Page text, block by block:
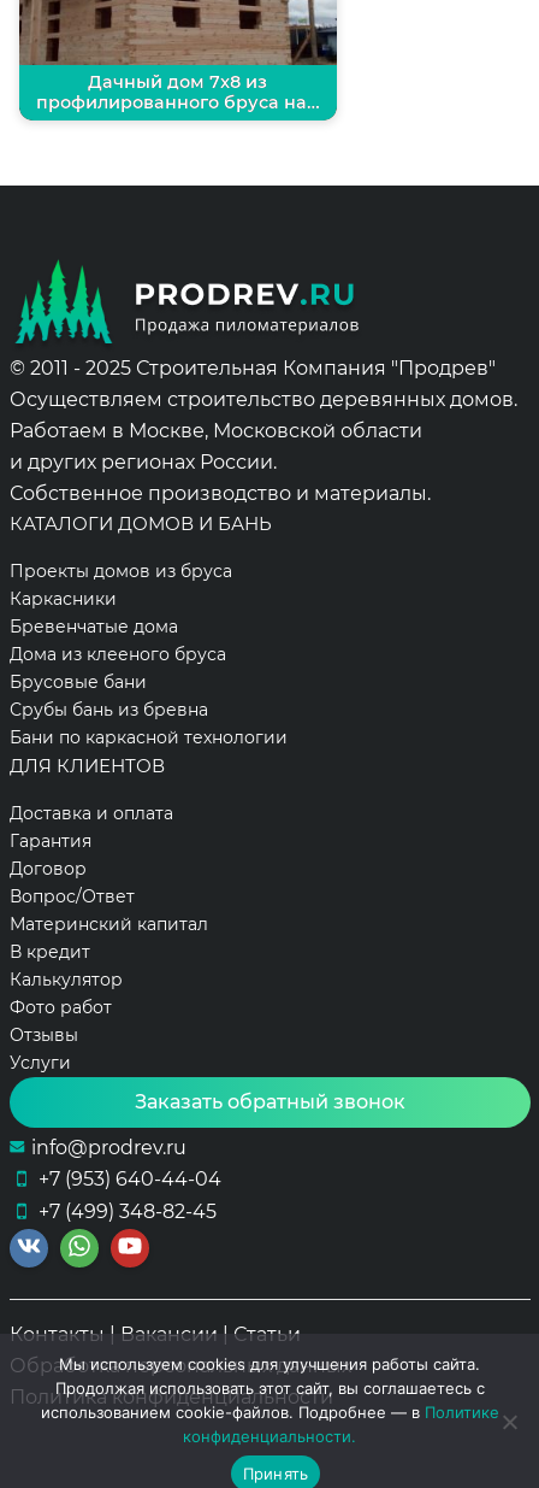
Дачный дом 7х8 из
профилированного бруса на…
© 2011 - 2025 Строительная Компания "Продрев"
Осуществляем строительство деревянных домов.
Работаем в Москве, Московской области
и других регионах России.
Собственное производство и материалы.
КАТАЛОГИ ДОМОВ И БАНЬ
Проекты домов из бруса
Каркасники
Бревенчатые дома
Дома из клееного бруса
Брусовые бани
Срубы бань из бревна
Бани по каркасной технологии
ДЛЯ КЛИЕНТОВ
Доставка и оплата
Гарантия
Договор
Вопрос/Ответ
Материнский капитал
В кредит
Калькулятор
Фото работ
Отзывы
Услуги
Заказать обратный звонок
info@prodrev.ru
+7 (953) 640-44-04
+7 (499) 348-82-45
Контакты | Вакансии | Статьи
Обработка персональных данных
Политика конфиденциальности
Мы используем cookies для улучшения работы сайта.
Продолжая использовать этот сайт, вы соглашаетесь с
использованием cookie-файлов. Подробнее — в Политике
конфиденциальности.
Принять